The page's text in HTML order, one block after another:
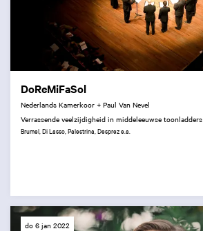
DoReMiFaSol
Nederlands Kamerkoor + Paul Van Nevel
Verrassende veelzijdigheid in middeleeuwse toonladders
Brumel, Di Lasso, Palestrina, Desprez e.a.
do 6 jan 2022